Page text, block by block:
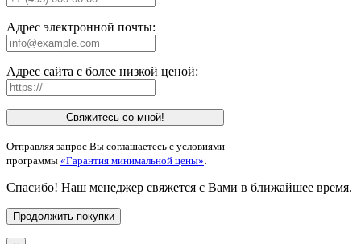
Адрес электронной почты:
Адрес сайта с более низкой ценой:
Свяжитесь со мной!
Отправляя запрос Вы соглашаетесь с условиями
программы «Гарантия минимальной цены».
Спасибо! Наш менеджер свяжется с Вами в ближайшее время.
Продолжить покупки